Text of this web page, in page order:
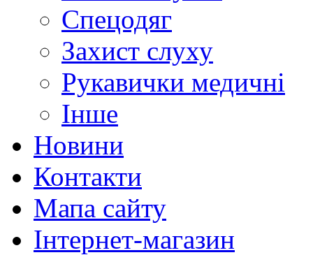
Спецодяг
Захист слуху
Рукавички медичні
Інше
Новини
Контакти
Мапа сайту
Інтернет-магазин